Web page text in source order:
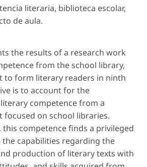
literaria, biblioteca escolar,
de aula.
the results of a research work
from the school library,
to form literary readers in ninth
is to account for the
competence from a
focused on school libraries.
competence finds a privileged
the capabilities regarding the
production of literary texts with